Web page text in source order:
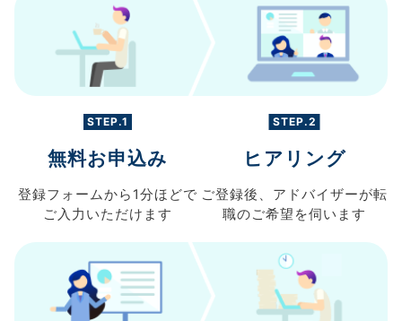
STEP.1
無料お申込み
登録フォームから 1分ほどで
ご入力 いただけます
STEP.2
ヒアリング
ご登録後、 アドバイザーが転
職のご希望を伺います